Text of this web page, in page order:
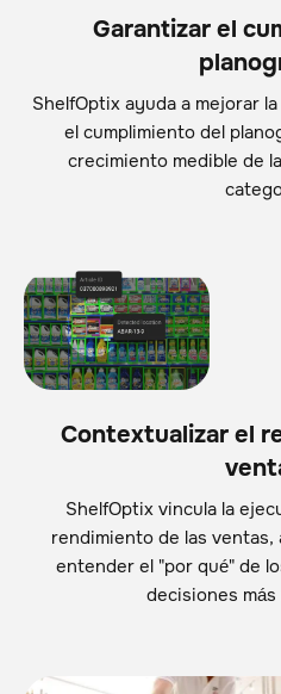
Garantizar el
ShelfOptix ayuda a mejorar
el cumplimiento del
crecimiento medible de
Contextualizar el
ShelfOptix vincula la
rendimiento de las ventas,
entender el "por qué" de
decisiones